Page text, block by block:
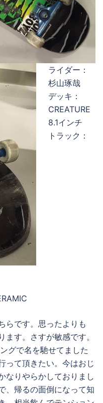
ライダー：
杉山琢哉
デッキ：
CREATURE
8.1インチ
トラック：
らです。思ったよりも
ます。さすが敏感です。
グで名を馳せてました
って頂きたい。今はおじ
なりやらかしておりまし
、帰るの面倒になって知